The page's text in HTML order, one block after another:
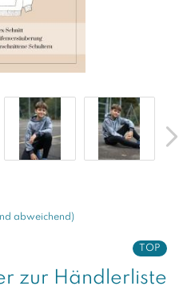
abweichend)
TOP
zur Händlerliste